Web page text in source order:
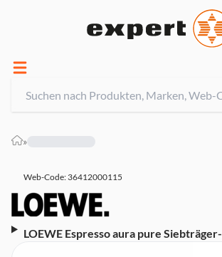
»
Web-Code: 36412000115
LOEWE Espresso aura pure Siebträger-